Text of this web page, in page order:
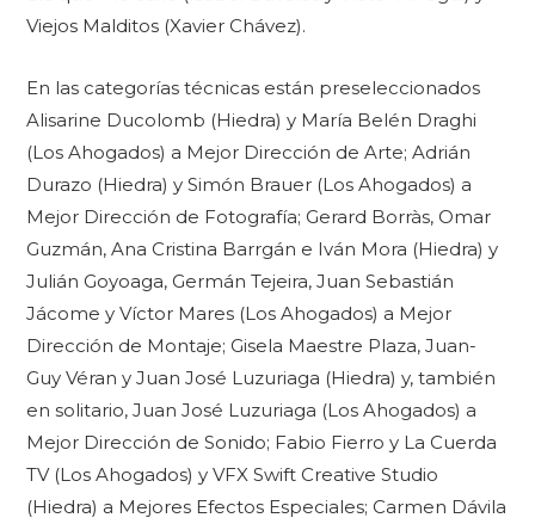
Viejos Malditos (Xavier Chávez).
En las categorías técnicas están preseleccionados
Alisarine Ducolomb (Hiedra) y María Belén Draghi
(Los Ahogados) a Mejor Dirección de Arte; Adrián
Durazo (Hiedra) y Simón Brauer (Los Ahogados) a
Mejor Dirección de Fotografía; Gerard Borràs, Omar
Guzmán, Ana Cristina Barrgán e Iván Mora (Hiedra) y
Julián Goyoaga, Germán Tejeira, Juan Sebastián
Jácome y Víctor Mares (Los Ahogados) a Mejor
Dirección de Montaje; Gisela Maestre Plaza, Juan-
Guy Véran y Juan José Luzuriaga (Hiedra) y, también
en solitario, Juan José Luzuriaga (Los Ahogados) a
Mejor Dirección de Sonido; Fabio Fierro y La Cuerda
TV (Los Ahogados) y VFX Swift Creative Studio
(Hiedra) a Mejores Efectos Especiales; Carmen Dávila